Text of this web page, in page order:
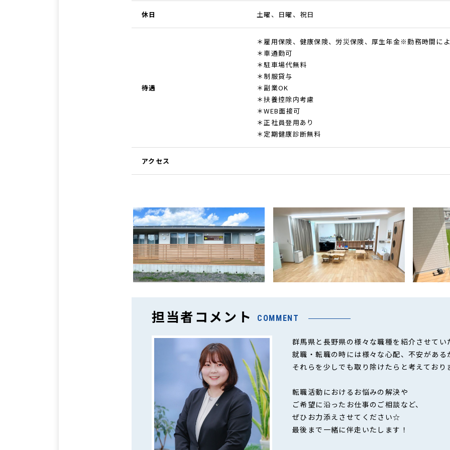
休日 土曜、日曜、祝日
待遇
＊雇用保険、健康保険、労災保険、厚生年金※勤務時間に
＊車通勤可
＊駐車場代無料
＊制服貸与
＊副業OK
＊扶養控除内考慮
＊WEB面接可
＊正社員登用あり
＊定期健康診断無料
アクセス
担当者コメント COMMENT
群馬県と長野県の様々な職種を紹介させてい
就職・転職の時には様々な心配、不安があ
それらを少しでも取り除けたらと考えており
転職活動におけるお悩みの解決や
ご希望に沿ったお仕事のご相談など、
ぜひお力添えさせてください☆
最後まで一緒に伴走いたします！